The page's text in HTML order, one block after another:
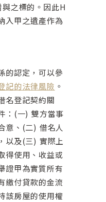
之標的。因此H
入甲之遺產作為
的認定，可以參
記的法律風險 。
名登記契約關
：(一) 雙方當事
意、(二) 借名人
以及(三) 實際上
得使用、收益或
證甲為實質所有
繳付貸款的金流
該房屋的使用權